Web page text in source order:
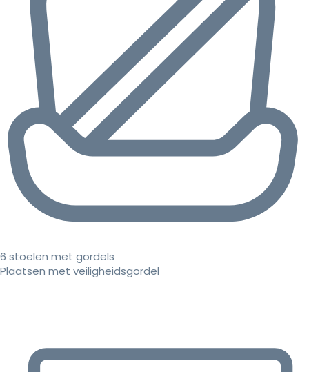
6 stoelen met gordels
Plaatsen met veiligheidsgordel